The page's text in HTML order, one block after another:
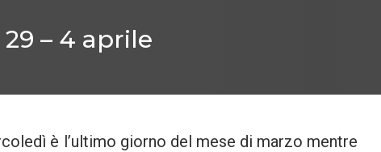
– 4 aprile
è l’ultimo giorno del mese di marzo mentre